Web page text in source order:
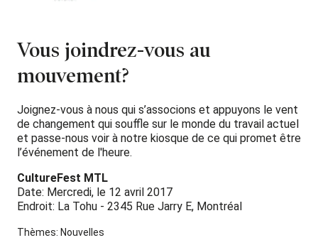
Vous joindrez-vous au
mouvement?
Joignez-vous à nous qui s’associons et appuyons le vent
de changement qui souffle sur le monde du travail actuel
et passe-nous voir à notre kiosque de ce qui promet être
l’événement de l'heure.
CultureFest MTL
Date: Mercredi, le 12 avril 2017
Endroit: La Tohu - 2345 Rue Jarry E, Montréal
Thèmes: Nouvelles